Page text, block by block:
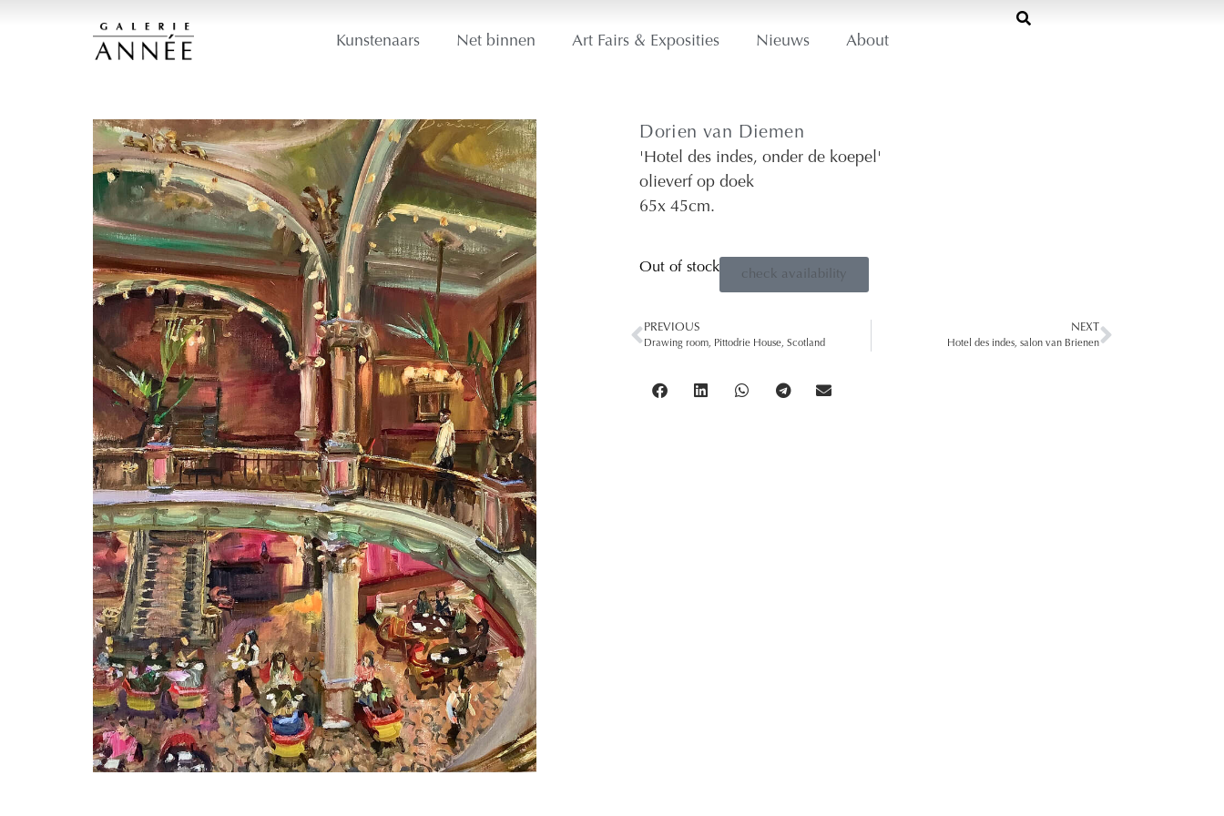
Kunstenaars Net binnen Art Fairs & Exposities Nieuws About
Dorien van Diemen
'Hotel des indes, onder de koepel'
olieverf op doek
65x 45cm.
Out of stock check availability
PREVIOUS
Drawing room, Pittodrie House, Scotland
NEXT
Hotel des indes, salon van Brienen